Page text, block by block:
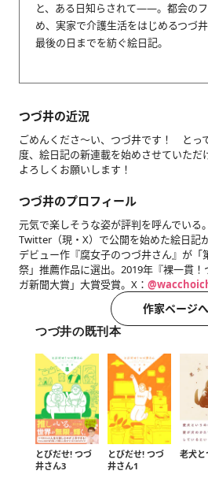
と、ある日知らされて――。都会の
め、実家で介護生活をはじめるつづ
最後の日までを紡ぐ絵日記。
つづ井の近況
ごめんくださ〜い、つづ井です！ とっ
度、絵日記の新連載を始めさせていた
よろしくお願いします！
つづ井のプロフィール
元気で楽しそうな姿が評判を呼んでいる
Twitter（現・X）で公開を始めた絵日記
デビュー作『腐女子のつづ井さん』が「
祭」推薦作品に選出。2019年『裸一貫
ガ新聞大賞」大賞受賞。X：
作家ページへ
つづ井の既刊本
とびだせ! つづ
井さん3
とびだせ! つづ
井さん1
老犬と